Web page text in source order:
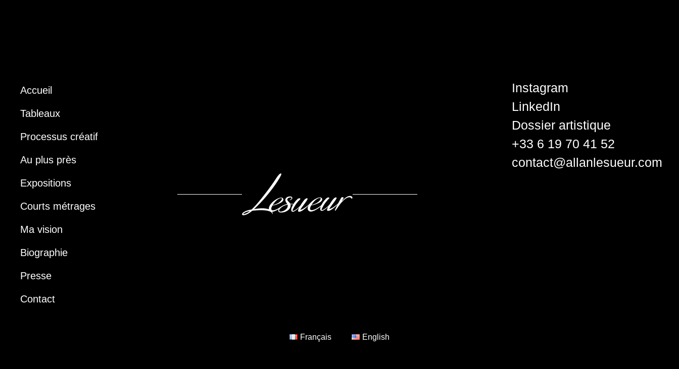
Accueil
Tableaux
Processus créatif
Au plus près
Expositions
Courts métrages
Ma vision
Biographie
Presse
Contact
Instagram
LinkedIn
Dossier artistique
+33 6 19 70 41 52
contact@allanlesueur.com
Français English